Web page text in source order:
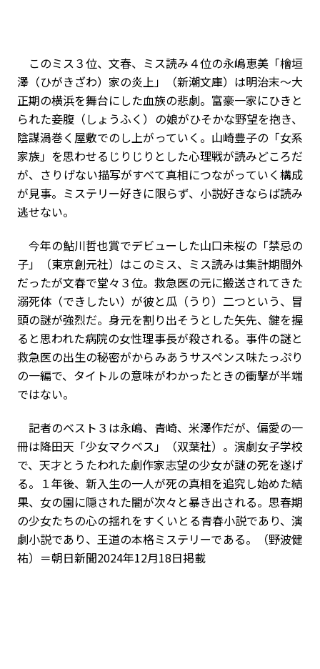
このミス３位、文春、ミス読み４位の永嶋恵美「檜垣
澤（ひがきざわ）家の炎上」（新潮文庫）は明治末～大
正期の横浜を舞台にした血族の悲劇。富豪一家にひきと
られた妾腹（しょうふく）の娘がひそかな野望を抱き、
陰謀渦巻く屋敷でのし上がっていく。山崎豊子の「女系
家族」を思わせるじりじりとした心理戦が読みどころだ
が、さりげない描写がすべて真相につながっていく構成
が見事。ミステリー好きに限らず、小説好きならば読み
逃せない。
今年の鮎川哲也賞でデビューした山口未桜の「禁忌の
子」（東京創元社）はこのミス、ミス読みは集計期間外
だったが文春で堂々３位。救急医の元に搬送されてきた
溺死体（できしたい）が彼と瓜（うり）二つという、冒
頭の謎が強烈だ。身元を割り出そうとした矢先、鍵を握
ると思われた病院の女性理事長が殺される。事件の謎と
救急医の出生の秘密がからみあうサスペンス味たっぷり
の一編で、タイトルの意味がわかったときの衝撃が半端
ではない。
記者のベスト３は永嶋、青崎、米澤作だが、偏愛の一
冊は降田天「少女マクベス」（双葉社）。演劇女子学校
で、天才とうたわれた劇作家志望の少女が謎の死を遂げ
る。１年後、新入生の一人が死の真相を追究し始めた結
果、女の園に隠された闇が次々と暴き出される。思春期
の少女たちの心の揺れをすくいとる青春小説であり、演
劇小説であり、王道の本格ミステリーである。（野波健
祐）＝朝日新聞2024年12月18日掲載